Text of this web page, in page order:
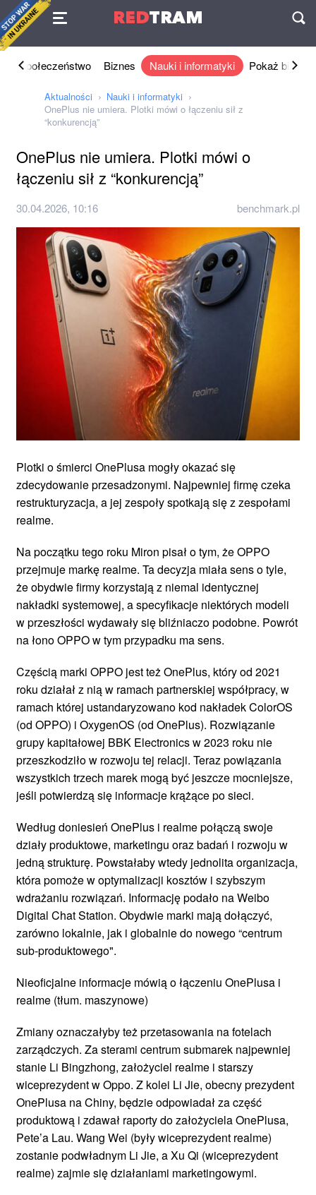
REDTRAM
Umowa
Społeczeństwo Biznes Nauki i informatyki Pokaż biznes
Aktualności
Nauki i informatyki
OnePlus nie umiera. Plotki mówi o łączeniu sił z
“konkurencją”
OnePlus nie umiera. Plotki mówi o
łączeniu sił z “konkurencją”
30.04.2026, 10:16 benchmark.pl
Plotki o śmierci OnePlusa mogły okazać się
zdecydowanie przesadzonymi. Najpewniej firmę czeka
restrukturyzacja, a jej zespoły spotkają się z zespołami
realme.
Na początku tego roku Miron pisał o tym, że OPPO
przejmuje markę realme. Ta decyzja miała sens o tyle,
że obydwie firmy korzystają z niemal identycznej
nakładki systemowej, a specyfikacje niektórych modeli
w przeszłości wydawały się bliźniaczo podobne. Powrót
na łono OPPO w tym przypadku ma sens.
Częścią marki OPPO jest też OnePlus, który od 2021
roku działał z nią w ramach partnerskiej współpracy, w
ramach której ustandaryzowano kod nakładek ColorOS
(od OPPO) i OxygenOS (od OnePlus). Rozwiązanie
grupy kapitałowej BBK Electronics w 2023 roku nie
przeszkodziło w rozwoju tej relacji. Teraz powiązania
wszystkich trzech marek mogą być jeszcze mocniejsze,
jeśli potwierdzą się informacje krążące po sieci.
Według doniesień OnePlus i realme połączą swoje
działy produktowe, marketingu oraz badań i rozwoju w
jedną strukturę. Powstałaby wtedy jednolita organizacja,
która pomoże w optymalizacji kosztów i szybszym
wdrażaniu rozwiązań. Informację podało na Weibo
Digital Chat Station. Obydwie marki mają dołączyć,
zarówno lokalnie, jak i globalnie do nowego “centrum
sub-produktowego".
Nieoficjalne informacje mówią o łączeniu OnePlusa i
realme (tłum. maszynowe)
Zmiany oznaczałyby też przetasowania na fotelach
zarządczych. Za sterami centrum submarek najpewniej
stanie Li Bingzhong, założyciel realme i starszy
wiceprezydent w Oppo. Z kolei Li Jie, obecny prezydent
OnePlusa na Chiny, będzie odpowiadał za część
produktową i zdawał raporty do założyciela OnePlusa,
Pete’a Lau. Wang Wei (były wiceprezydent realme)
zostanie podwładnym Li Jie, a Xu Qi (wiceprezydent
realme) zajmie się działaniami marketingowymi.